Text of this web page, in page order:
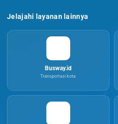
Jelajahi layanan lainnya
Busway.id
Transportasi kota